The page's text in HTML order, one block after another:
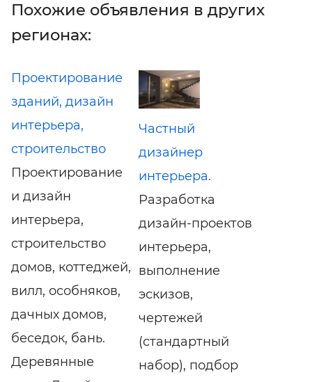
Похожие объявления в других
регионах:
Проектирование
зданий, дизайн
интерьера,
строительство
Проектирование
и дизайн
интерьера,
строительство
домов, коттеджей,
вилл, особняков,
дачных домов,
беседок, бань.
Деревянные
Частный
дизайнер
интерьера.
Разработка
дизайн-проектов
интерьера,
выполнение
эскизов,
чертежей
(стандартный
набор), подбор